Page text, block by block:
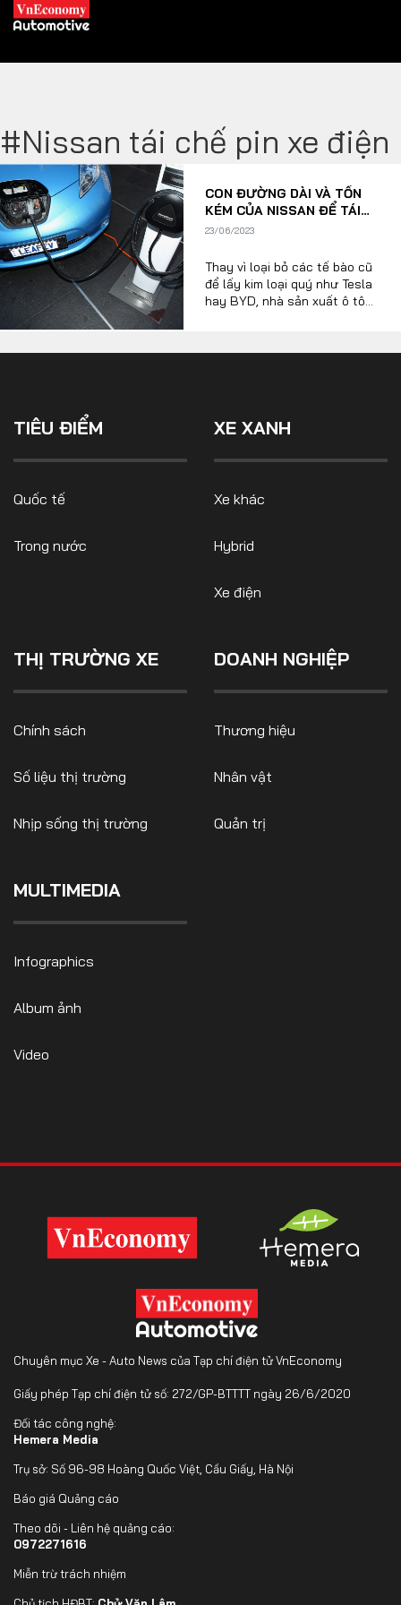
Trang chủ
Tiêu điểm
XE XANH
Xe khác
Hybrid
Xe điện
THỊ TRƯỜNG XE
Số liệu thị trường
MULTIMEDIA
Infographics
TRA CỨU XE
DÒNG XE
FOLLOW US
0972271616
#Nissan tái chế pin xe điện
CON ĐƯỜNG DÀI VÀ TỐN
KÉM CỦA NISSAN ĐỂ TÁI
SỬ DỤNG PIN XE ĐIỆN
23/06/2023
Thay vì loại bỏ các tế bào cũ
để lấy kim loại quý như Tesla
hay BYD, nhà sản xuất ô tô
trình khó khăn, tốn nhiều
TIÊU ĐIỂM
Quốc tế
Trong nước
XE XANH
Xe khác
Hybrid
Xe điện
THỊ TRƯỜNG XE
Chính sách
Số liệu thị trường
Nhịp sống thị trường
DOANH NGHIỆP
Thương hiệu
Nhân vật
Quản trị
MULTIMEDIA
Infographics
Album ảnh
Video
Chuyên mục Xe - Auto News của Tạp chí điện tử VnEconomy
Giấy phép Tạp chí điện tử số: 272/GP-BTTTT ngày 26/6/2020
Đối tác công nghệ:
Hemera Media
Trụ sở: Số 96-98 Hoàng Quốc Việt, Cầu Giấy, Hà Nội
Báo giá Quảng cáo
Theo dõi - Liên hệ quảng cáo:
0972271616
Miễn trừ trách nhiệm